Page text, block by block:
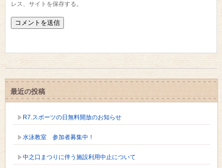
レス、サイトを保存する。
最近の投稿
R7.スポーツの日無料開放のお知らせ
水泳教室 参加者募集中！
中之口まつりに伴う施設利用中止について